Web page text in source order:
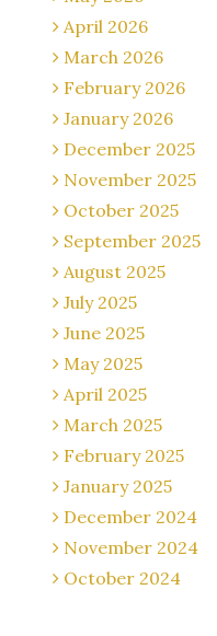
April 2026
March 2026
February 2026
January 2026
December 2025
November 2025
October 2025
September 2025
August 2025
July 2025
June 2025
May 2025
April 2025
March 2025
February 2025
January 2025
December 2024
November 2024
October 2024